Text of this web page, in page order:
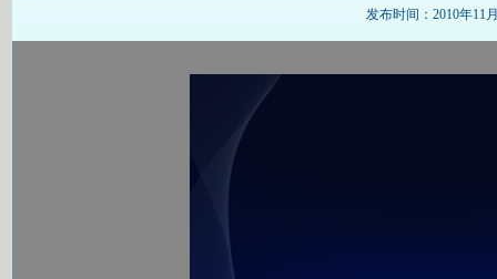
发布时间：2010年11